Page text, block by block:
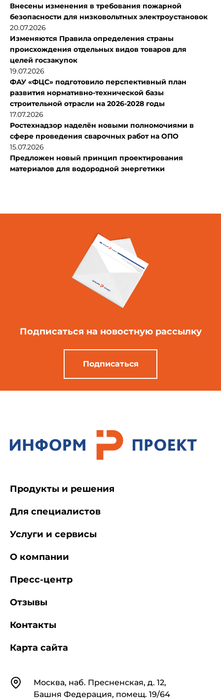
Внесены изменения в требования пожарной
безопасности для низковольтных электроустановок
20.07.2026
Изменяются Правила определения страны
происхождения отдельных видов товаров для
целей госзакупок
19.07.2026
ФАУ «ФЦС» подготовило перспективный план
развития нормативно-технической базы
строительной отрасли на 2026-2028 годы
17.07.2026
Ростехнадзор наделён новыми полномочиями в
сфере проведения сварочных работ на ОПО
15.07.2026
Предложен новый принцип проектирования
материалов для водородной энергетики
Подписаться на новостную рассылку
Подписаться
КонтактыМосква, наб. Пресненская, д. 12,
Башня Федерация, помещ. 19/64
Продукты и решения
Для специалистов
Услуги и сервисы
О компании
Пресс-центр
Отзывы
Контакты
Карта сайта